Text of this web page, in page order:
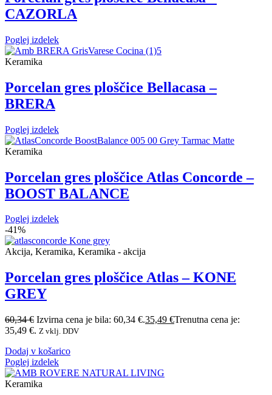
CAZORLA
Poglej izdelek
Keramika
Porcelan gres ploščice Bellacasa –
BRERA
Poglej izdelek
Keramika
Porcelan gres ploščice Atlas Concorde –
BOOST BALANCE
Poglej izdelek
-41%
Akcija, Keramika, Keramika - akcija
Porcelan gres ploščice Atlas – KONE
GREY
60,34€ Izvirna cena je bila: 60,34 €.35,49 €Trenutna cena je:
35,49 €. Z vklj. DDV
Dodaj v košarico
Poglej izdelek
Keramika